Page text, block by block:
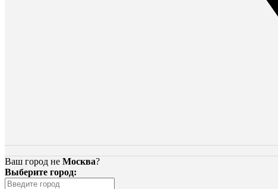
Ваш город не Москва?
Выберите город: